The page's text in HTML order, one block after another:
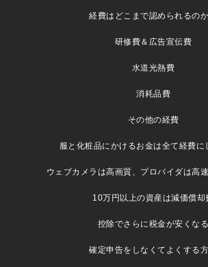
経費はどこまで認められるのか
研修費＆広告宣伝費
水道光熱費
消耗品費
その他の経費
服と化粧品にかけるお金は全て経費に
ウェブカメラは高画質、プロバイダは高
10万円以上の資産は減価償却
控除でさらに税金が安くなる
確定申告をしなくてよくする